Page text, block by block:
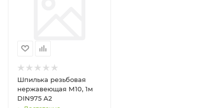
Шпилька резьбовая
нержавеющая М10, 1м
DIN975 А2